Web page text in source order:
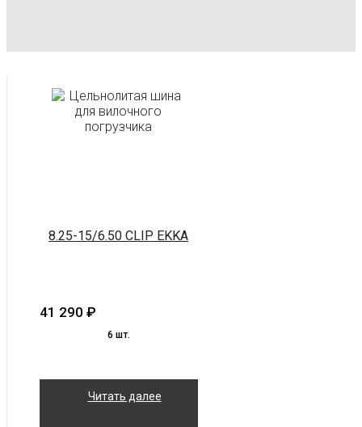
8.25-15/6.50 CLIP EKKA
41 290 ₽
6 шт.
Читать далее